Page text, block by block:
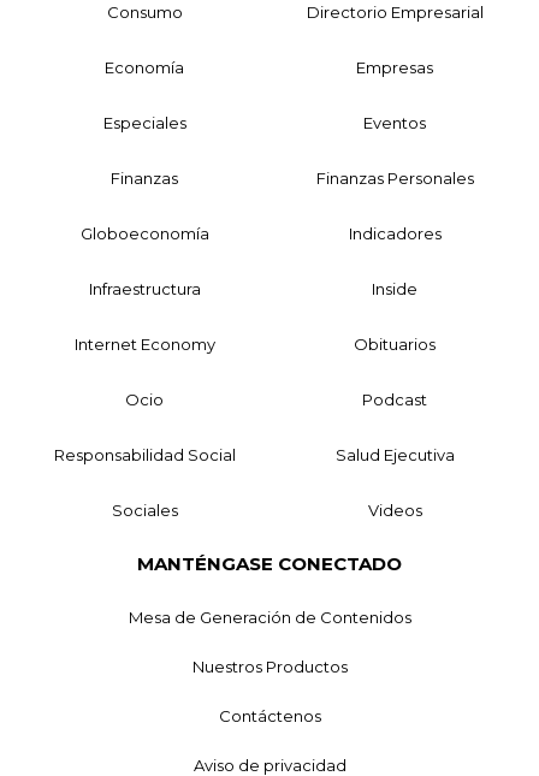
Consumo Directorio Empresarial
Economía Empresas
Especiales Eventos
Finanzas Finanzas Personales
Globoeconomía Indicadores
Infraestructura Inside
Internet Economy Obituarios
Ocio Podcast
Responsabilidad Social Salud Ejecutiva
Sociales Videos
MANTÉNGASE CONECTADO
Mesa de Generación de Contenidos
Nuestros Productos
Contáctenos
Aviso de privacidad